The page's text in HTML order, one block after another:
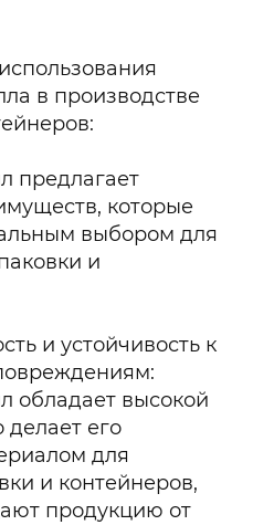
в производстве
предлагает
которые
выбором для
и
и устойчивость к
обладает высокой
делает его
для
и контейнеров,
продукцию от